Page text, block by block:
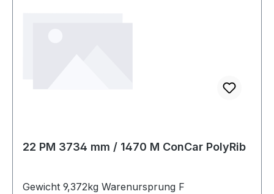
22 PM 3734 mm / 1470 M ConCar PolyRib
Gewicht 9,372kg Warenursprung F